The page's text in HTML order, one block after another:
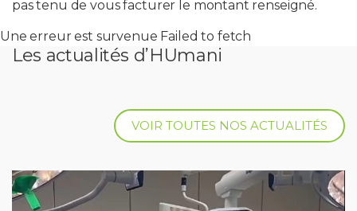
pas tenu de vous facturer le montant renseigné.
Une erreur est survenue Failed to fetch
Les actualités d’HUmani
VOIR TOUTES NOS ACTUALITÉS